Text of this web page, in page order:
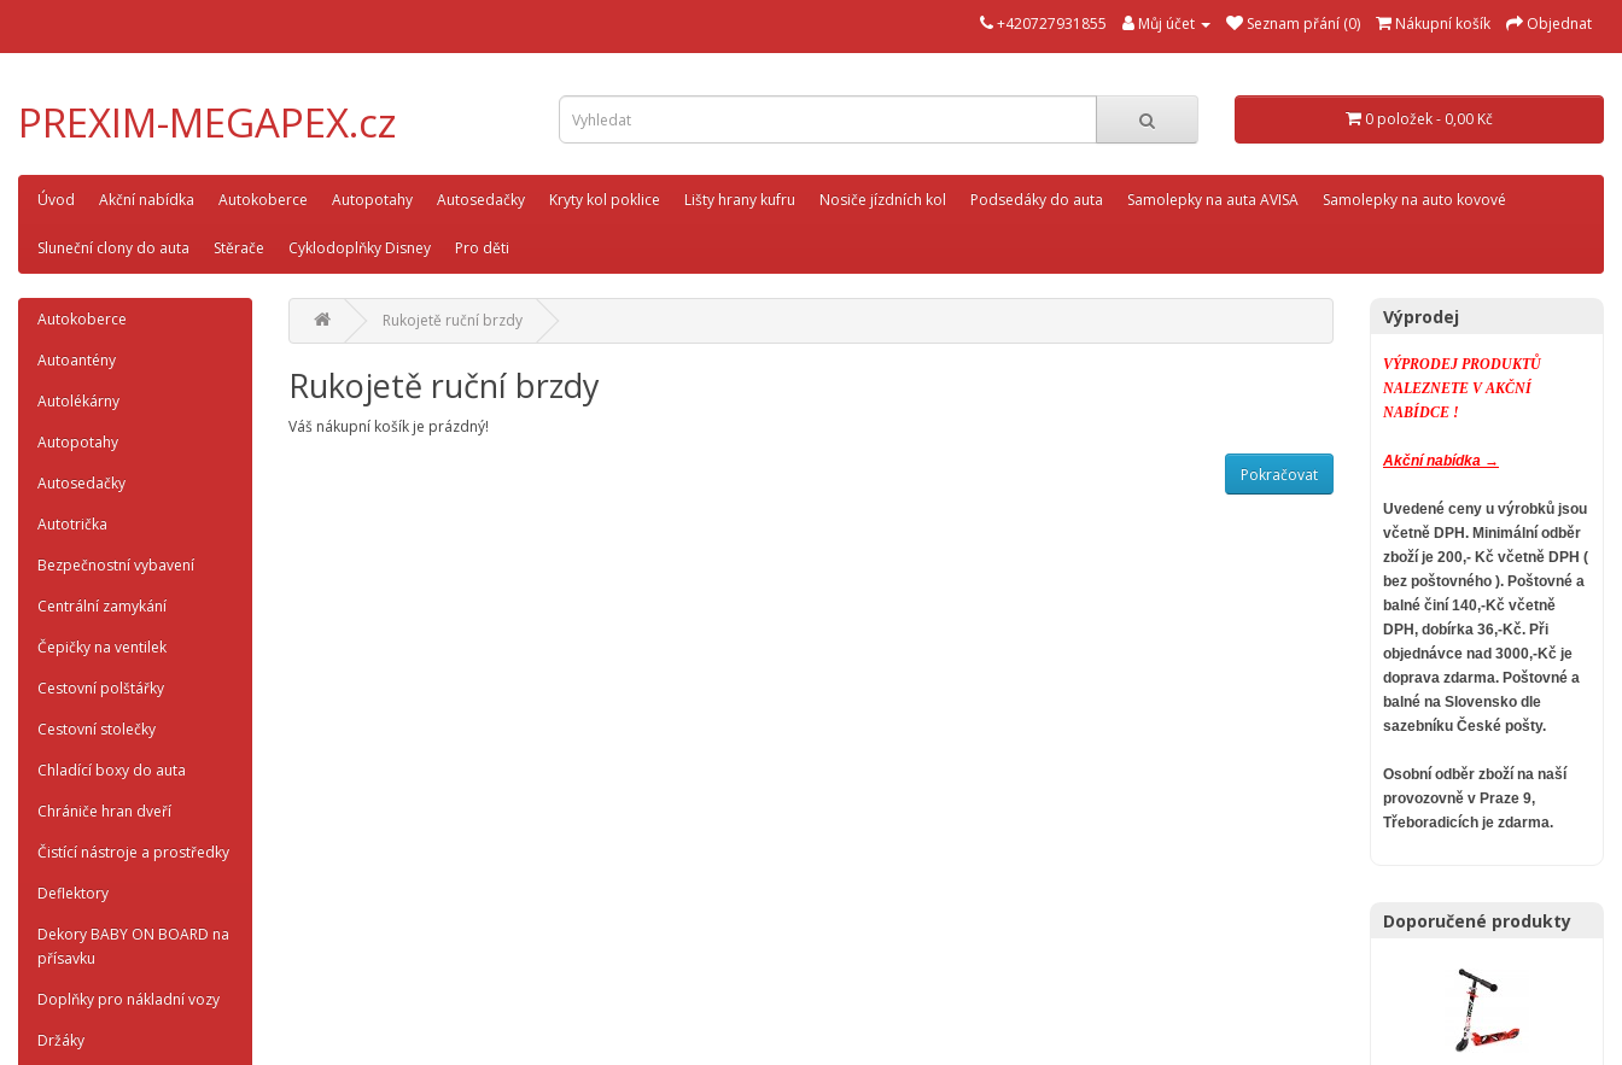
+420727931855 Můj účet Seznam přání (0) Nákupní košík Objednat
PREXIM-MEGAPEX.cz 0 položek - 0,00 Kč
Úvod Akční nabídka Autokoberce Autopotahy Autosedačky Kryty kol poklice Lišty hrany kufru Nosiče jízdních kol Podsedáky do auta Samolepky na auta AVISA Samolepky na auto kovové
Sluneční clony do auta Stěrače Cyklodoplňky Disney Pro děti
Autokoberce
Autoantény
Autolékárny
Autopotahy
Autosedačky
Autotrička
Bezpečnostní vybavení
Centrální zamykání
Čepičky na ventilek
Cestovní polštářky
Cestovní stolečky
Chladící boxy do auta
Chrániče hran dveří
Čistící nástroje a prostředky
Deflektory
Dekory BABY ON BOARD na
přísavku
Doplňky pro nákladní vozy
Držáky
Rukojetě ruční brzdy
Rukojetě ruční brzdy
Váš nákupní košík je prázdný!
Pokračovat
Výprodej
VÝPRODEJ PRODUKTŮ
NALEZNETE V AKČNÍ
NABÍDCE !
Akční nabídka →
Uvedené ceny u výrobků jsou
včetně DPH. Minimální odběr
zboží je 200,- Kč včetně DPH (
bez poštovného ). Poštovné a
balné činí 140,-Kč včetně
DPH, dobírka 36,-Kč. Při
objednávce nad 3000,-Kč je
doprava zdarma. Poštovné a
balné na Slovensko dle
sazebníku České pošty.
Osobní odběr zboží na naší
provozovně v Praze 9,
Třeboradicích je zdarma.
Doporučené produkty